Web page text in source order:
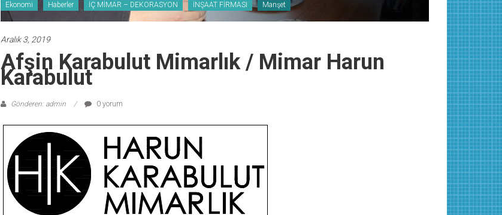
Ekonomi Haberler İÇ MİMAR – DEKORASYON İNŞAAT FİRMASI Manşet
Aralık 3, 2019
Afşin Karabulut Mimarlık / Mimar Harun
Karabulut
Gönderen: admin 0 yorum